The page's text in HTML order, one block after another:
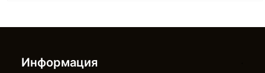
Информация